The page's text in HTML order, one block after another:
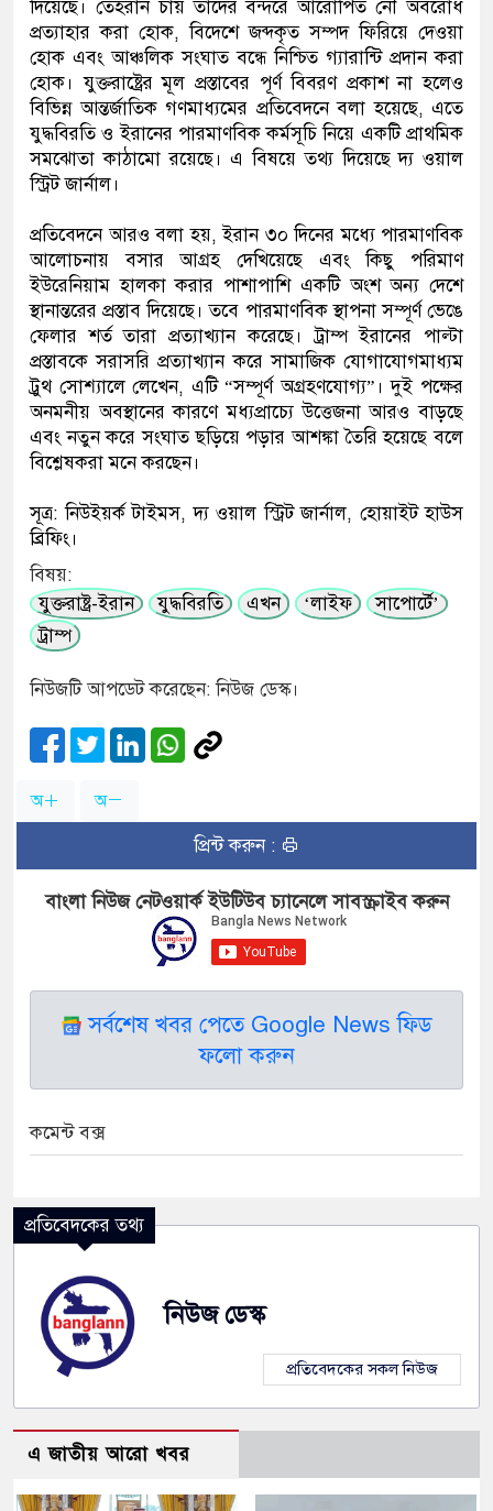
দিয়েছে। তেহরান চায় তাদের বন্দরে আরোপিত নৌ অবরোধ
প্রত্যাহার করা হোক, বিদেশে জব্দকৃত সম্পদ ফিরিয়ে দেওয়া
হোক এবং আঞ্চলিক সংঘাত বন্ধে নিশ্চিত গ্যারান্টি প্রদান করা
হোক। যুক্তরাষ্ট্রের মূল প্রস্তাবের পূর্ণ বিবরণ প্রকাশ না হলেও
বিভিন্ন আন্তর্জাতিক গণমাধ্যমের প্রতিবেদনে বলা হয়েছে, এতে
যুদ্ধবিরতি ও ইরানের পারমাণবিক কর্মসূচি নিয়ে একটি প্রাথমিক
সমঝোতা কাঠামো রয়েছে। এ বিষয়ে তথ্য দিয়েছে দ্য ওয়াল
স্ট্রিট জার্নাল।
প্রতিবেদনে আরও বলা হয়, ইরান ৩০ দিনের মধ্যে পারমাণবিক
আলোচনায় বসার আগ্রহ দেখিয়েছে এবং কিছু পরিমাণ
ইউরেনিয়াম হালকা করার পাশাপাশি একটি অংশ অন্য দেশে
স্থানান্তরের প্রস্তাব দিয়েছে। তবে পারমাণবিক স্থাপনা সম্পূর্ণ ভেঙে
ফেলার শর্ত তারা প্রত্যাখ্যান করেছে। ট্রাম্প ইরানের পাল্টা
প্রস্তাবকে সরাসরি প্রত্যাখ্যান করে সামাজিক যোগাযোগমাধ্যম
ট্রুথ সোশ্যালে লেখেন, এটি “সম্পূর্ণ অগ্রহণযোগ্য”। দুই পক্ষের
অনমনীয় অবস্থানের কারণে মধ্যপ্রাচ্যে উত্তেজনা আরও বাড়ছে
এবং নতুন করে সংঘাত ছড়িয়ে পড়ার আশঙ্কা তৈরি হয়েছে বলে
বিশ্লেষকরা মনে করছেন।
সূত্র: নিউইয়র্ক টাইমস, দ্য ওয়াল স্ট্রিট জার্নাল, হোয়াইট হাউস
ব্রিফিং।
বিষয়:
যুক্তরাষ্ট্র-ইরান
যুদ্ধবিরতি এখন ‘লাইফ
সাপোর্টে’
ট্রাম্প
নিউজটি আপডেট করেছেন: নিউজ ডেস্ক।
অ অ
প্রিন্ট করুন :
বাংলা নিউজ নেটওয়ার্ক ইউটিউব চ্যানেলে সাবস্ক্রাইব করুন
সর্বশেষ খবর পেতে Google News ফিড
ফলো করুন
কমেন্ট বক্স
প্রতিবেদকের তথ্য
নিউজ ডেস্ক
প্রতিবেদকের সকল নিউজ
এ জাতীয় আরো খবর